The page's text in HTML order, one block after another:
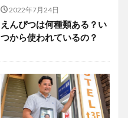
2022年7月24日
えんぴつは何種類ある？い
つから使われているの？